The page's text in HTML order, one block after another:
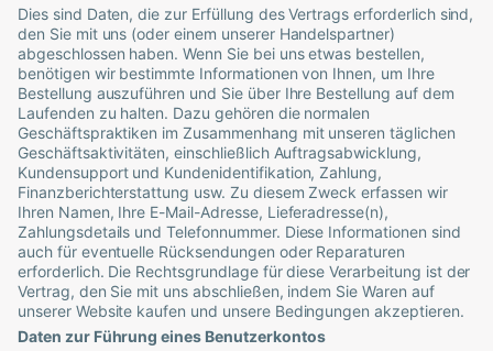
Dies sind Daten, die zur Erfüllung des Vertrags erforderlich sind,
den Sie mit uns (oder einem unserer Handelspartner)
abgeschlossen haben. Wenn Sie bei uns etwas bestellen,
benötigen wir bestimmte Informationen von Ihnen, um Ihre
Bestellung auszuführen und Sie über Ihre Bestellung auf dem
Laufenden zu halten. Dazu gehören die normalen
Geschäftspraktiken im Zusammenhang mit unseren täglichen
Geschäftsaktivitäten, einschließlich Auftragsabwicklung,
Kundensupport und Kundenidentifikation, Zahlung,
Finanzberichterstattung usw. Zu diesem Zweck erfassen wir
Ihren Namen, Ihre E-Mail-Adresse, Lieferadresse(n),
Zahlungsdetails und Telefonnummer. Diese Informationen sind
auch für eventuelle Rücksendungen oder Reparaturen
erforderlich. Die Rechtsgrundlage für diese Verarbeitung ist der
Vertrag, den Sie mit uns abschließen, indem Sie Waren auf
unserer Website kaufen und unsere Bedingungen akzeptieren.
Daten zur Führung eines Benutzerkontos